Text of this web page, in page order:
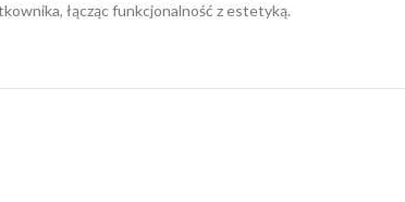
łącząc funkcjonalność z estetyką.